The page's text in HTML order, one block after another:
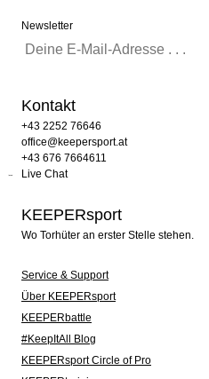
Newsletter
Kontakt
+43 2252 76646
office@keepersport.at
+43 676 7664611
Live Chat
KEEPERsport
Wo Torhüter an erster Stelle stehen.
Service & Support
Über KEEPERsport
KEEPERbattle
#KeepItAll Blog
KEEPERsport Circle of Pro